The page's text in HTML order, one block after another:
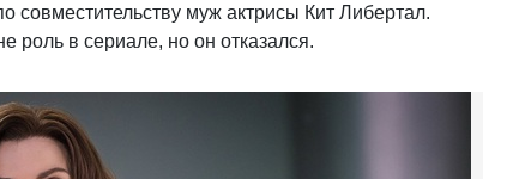
совместительству муж актрисы Кит Либертал.
в сериале, но он отказался.